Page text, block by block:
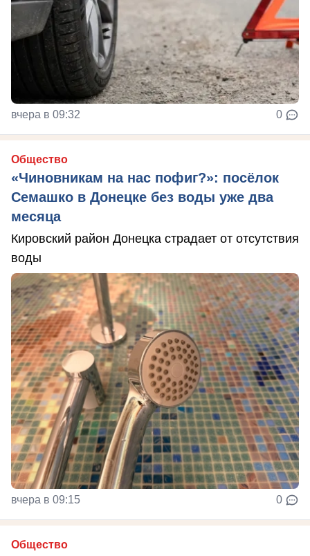
вчера в 09:32 0
Общество
«Чиновникам на нас пофиг?»: посёлок
Семашко в Донецке без воды уже два
месяца
Кировский район Донецка страдает от отсутствия
воды
вчера в 09:15 0
Общество